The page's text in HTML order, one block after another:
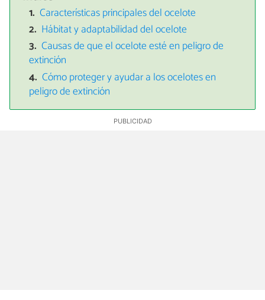
Características principales del ocelote
Hábitat y adaptabilidad del ocelote
Causas de que el ocelote esté en peligro de
extinción
Cómo proteger y ayudar a los ocelotes en
peligro de extinción